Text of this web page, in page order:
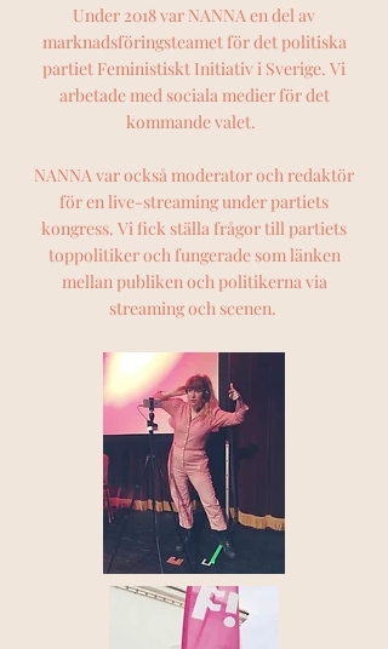
Under 2018 var NANNA en del av
marknadsföringsteamet för det politiska
partiet Feministiskt Initiativ i Sverige. Vi
arbetade med sociala medier för det
kommande valet.
NANNA var också moderator och redaktör
för en live-streaming under partiets
kongress. Vi fick ställa frågor till partiets
toppolitiker och fungerade som länken
mellan publiken och politikerna via
streaming och scenen.